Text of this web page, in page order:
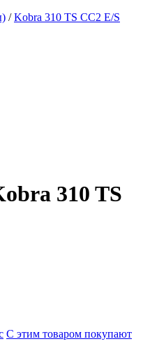
/ Kobra 310 TS CC2 E/S
310 TS
С этим товаром покупают